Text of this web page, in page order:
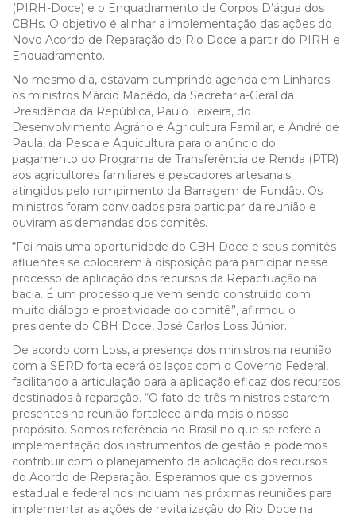
(PIRH-Doce) e o Enquadramento de Corpos D’água dos
CBHs. O objetivo é alinhar a implementação das ações do
Novo Acordo de Reparação do Rio Doce a partir do PIRH e
Enquadramento.
No mesmo dia, estavam cumprindo agenda em Linhares
os ministros Márcio Macêdo, da Secretaria-Geral da
Presidência da República, Paulo Teixeira, do
Desenvolvimento Agrário e Agricultura Familiar, e André de
Paula, da Pesca e Aquicultura para o anúncio do
pagamento do Programa de Transferência de Renda (PTR)
aos agricultores familiares e pescadores artesanais
atingidos pelo rompimento da Barragem de Fundão. Os
ministros foram convidados para participar da reunião e
ouviram as demandas dos comitês.
“Foi mais uma oportunidade do CBH Doce e seus comitês
afluentes se colocarem à disposição para participar nesse
processo de aplicação dos recursos da Repactuação na
bacia. É um processo que vem sendo construído com
muito diálogo e proatividade do comitê”, afirmou o
presidente do CBH Doce, José Carlos Loss Júnior.
De acordo com Loss, a presença dos ministros na reunião
com a SERD fortalecerá os laços com o Governo Federal,
facilitando a articulação para a aplicação eficaz dos recursos
destinados à reparação. “O fato de três ministros estarem
presentes na reunião fortalece ainda mais o nosso
propósito. Somos referência no Brasil no que se refere a
implementação dos instrumentos de gestão e podemos
contribuir com o planejamento da aplicação dos recursos
do Acordo de Reparação. Esperamos que os governos
estadual e federal nos incluam nas próximas reuniões para
implementar as ações de revitalização do Rio Doce na